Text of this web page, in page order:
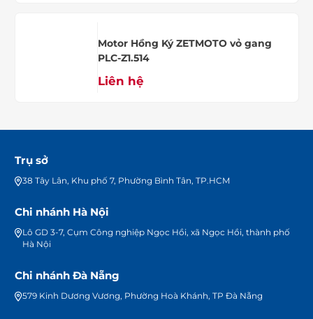
Motor Hồng Ký ZETMOTO vỏ gang
PLC-Z1.514
Liên hệ
Trụ sở
38 Tây Lân, Khu phố 7, Phường Bình Tân, TP.HCM
Chi nhánh Hà Nội
Lô GD 3-7, Cụm Công nghiệp Ngọc Hồi, xã Ngọc Hồi, thành phố
Hà Nội
Chi nhánh Đà Nẵng
579 Kinh Dương Vương, Phường Hoà Khánh, TP Đà Nẵng